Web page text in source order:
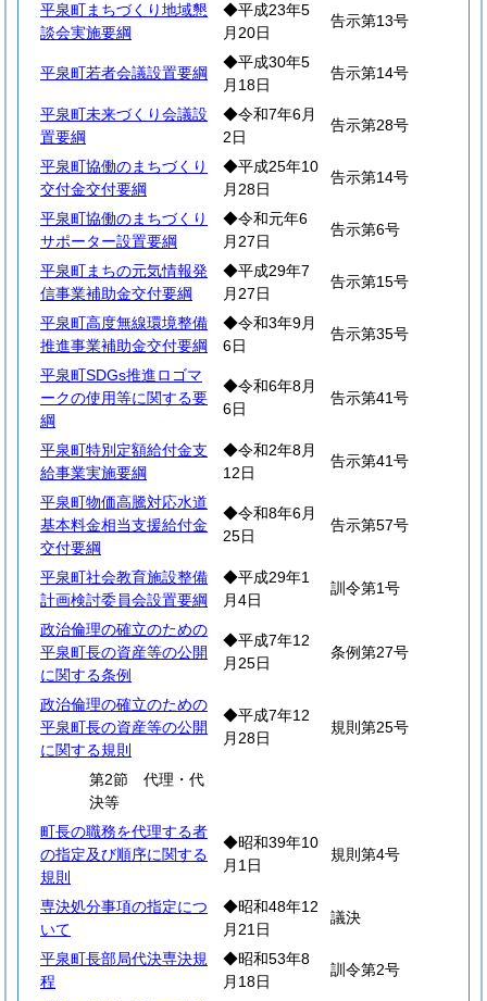
平泉町まちづくり地域懇
談会実施要綱
◆平成23年5
月20日
告示第13号
平泉町若者会議設置要綱
◆平成30年5
月18日
告示第14号
平泉町未来づくり会議設
置要綱
◆令和7年6月
2日
告示第28号
平泉町協働のまちづくり
交付金交付要綱
◆平成25年10
月28日
告示第14号
平泉町協働のまちづくり
サポーター設置要綱
◆令和元年6
月27日
告示第6号
平泉町まちの元気情報発
信事業補助金交付要綱
◆平成29年7
月27日
告示第15号
平泉町高度無線環境整備
推進事業補助金交付要綱
◆令和3年9月
6日
告示第35号
平泉町SDGs推進ロゴマ
ークの使用等に関する要
綱
◆令和6年8月
6日
告示第41号
平泉町特別定額給付金支
給事業実施要綱
◆令和2年8月
12日
告示第41号
平泉町物価高騰対応水道
基本料金相当支援給付金
交付要綱
◆令和8年6月
25日
告示第57号
平泉町社会教育施設整備
計画検討委員会設置要綱
◆平成29年1
月4日
訓令第1号
政治倫理の確立のための
平泉町長の資産等の公開
に関する条例
◆平成7年12
月25日
条例第27号
政治倫理の確立のための
平泉町長の資産等の公開
に関する規則
◆平成7年12
月28日
規則第25号
第2節 代理・代
決等
町長の職務を代理する者
の指定及び順序に関する
規則
◆昭和39年10
月1日
規則第4号
専決処分事項の指定につ
いて
◆昭和48年12
月21日
議決
平泉町長部局代決専決規
程
◆昭和53年8
月18日
訓令第2号